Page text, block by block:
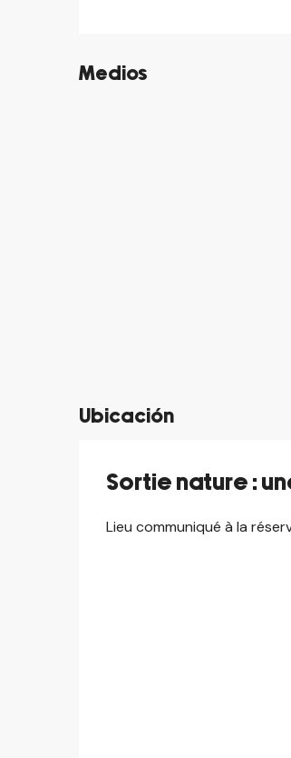
Medios
©
Ubicación
Sortie nature :
Lieu communiqué à la